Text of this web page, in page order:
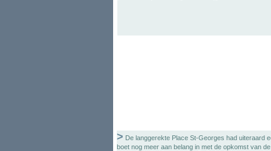
> De langgerekte Place St-Georges had uiteraard
boet nog meer aan belang in met de opkomst van